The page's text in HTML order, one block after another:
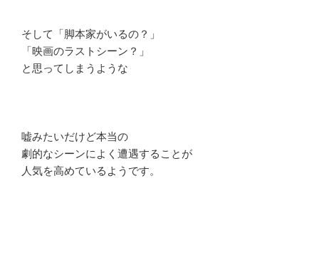
そして「脚本家がいるの？」
「映画のラストシーン？」
と思ってしまうような
嘘みたいだけど本当の
劇的なシーンによく遭遇することが
人気を高めているようです。